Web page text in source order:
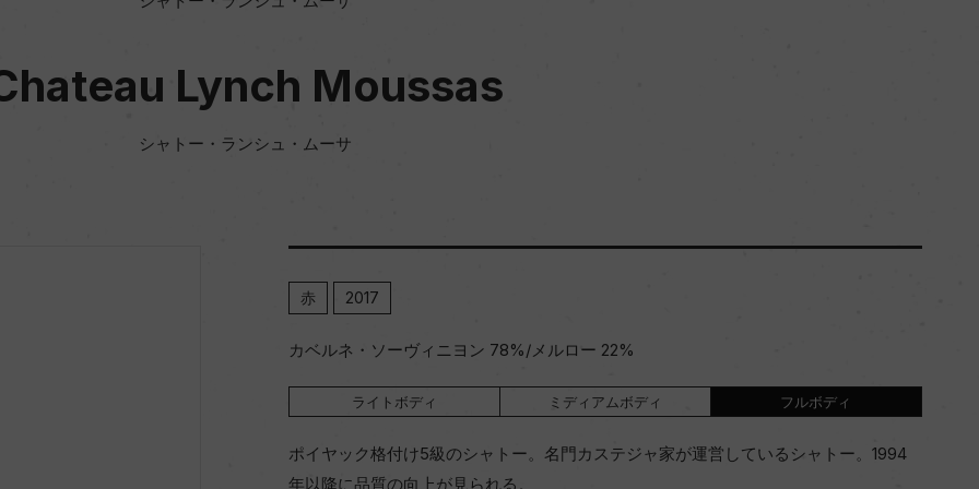
Lynch Moussas
シャトー・ランシュ・ムーサ
赤 2017
カベルネ・ソーヴィニヨン 78%/メルロー 22%
ライトボディ ミディアムボディ フルボディ
ポイヤック格付け5級のシャトー。名門カステジャ家が運営しているシャトー。1994
年以降に品質の向上が見られる。